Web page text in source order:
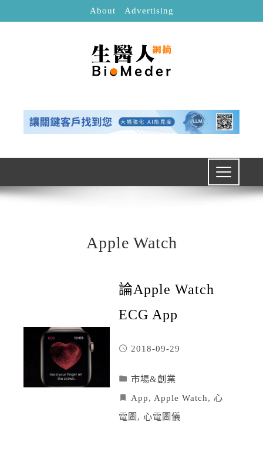
About Advertising
Apple Watch
論Apple Watch
ECG App
2018-09-29
市場&創業
App, Apple Watch, 心
電圖 , 心電圖儀